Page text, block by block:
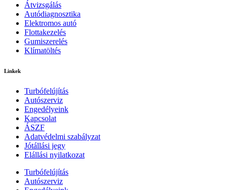
Átvizsgálás
Autódiagnosztika
Elektromos autó
Flottakezelés
Gumiszerelés
Klímatöltés
Linkek
Turbófelújítás
Autószerviz
Engedélyeink
Kapcsolat
ÁSZF
Adatvédelmi szabályzat
Jótállási jegy
Elállási nyilatkozat
Turbófelújítás
Autószerviz